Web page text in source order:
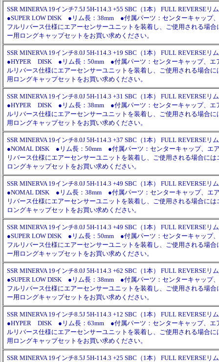
SSR MINERVA 19インチ7.5J 5H-114.3 +55 SBC（1本） FULL REVERSEリム
●SUPER LOW DISK ●リム長：38mm ●付属パーツ：センターキャッ
フルリバース仕様にエアーセンサーユニットを装着し、ご使用される場合
ー用ロングキャップセットをお買い求めください。
SSR MINERVA 19インチ8.0J 5H-114.3 +19 SBC（1本） FULL REVERSEリム
●HYPER DISK ●リム長：50mm ●付属パーツ：センターキャップ、
ルリバース仕様にエアーセンサーユニットを装着し、ご使用される場合に
用ロングキャップセットをお買い求めください。
SSR MINERVA 19インチ8.0J 5H-114.3 +31 SBC（1本） FULL REVERSEリム
●HYPER DISK ●リム長：38mm ●付属パーツ：センターキャップ、
ルリバース仕様にエアーセンサーユニットを装着し、ご使用される場合に
用ロングキャップセットをお買い求めください。
SSR MINERVA 19インチ8.0J 5H-114.3 +37 SBC（1本） FULL REVERSEリム
●NOMAL DISK ●リム長：50mm ●付属パーツ：センターキャップ、
リバース仕様にエアーセンサーユニットを装着し、ご使用される場合に
ロングキャップセットをお買い求めください。
SSR MINERVA 19インチ8.0J 5H-114.3 +49 SBC（1本） FULL REVERSEリム
●NOMAL DISK ●リム長：38mm ●付属パーツ：センターキャップ、
リバース仕様にエアーセンサーユニットを装着し、ご使用される場合に
ロングキャップセットをお買い求めください。
SSR MINERVA 19インチ8.0J 5H-114.3 +49 SBC（1本） FULL REVERSEリム
●SUPER LOW DISK ●リム長：50mm ●付属パーツ：センターキャッ
フルリバース仕様にエアーセンサーユニットを装着し、ご使用される場合
ー用ロングキャップセットをお買い求めください。
SSR MINERVA 19インチ8.0J 5H-114.3 +62 SBC（1本） FULL REVERSEリム
●SUPER LOW DISK ●リム長：38mm ●付属パーツ：センターキャッ
フルリバース仕様にエアーセンサーユニットを装着し、ご使用される場合
ー用ロングキャップセットをお買い求めください。
SSR MINERVA 19インチ8.5J 5H-114.3 +12 SBC（1本） FULL REVERSEリム
●HYPER DISK ●リム長：63mm ●付属パーツ：センターキャップ、
ルリバース仕様にエアーセンサーユニットを装着し、ご使用される場合に
用ロングキャップセットをお買い求めください。
SSR MINERVA 19インチ8.5J 5H-114.3 +25 SBC（1本） FULL REVERSEリム